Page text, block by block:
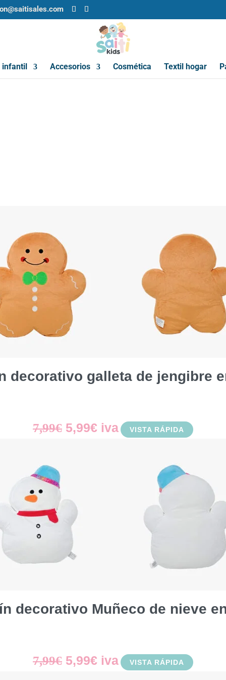
infantil Accesorios Cosmética Textil hogar
decorativo galleta de jengibre
7,99€ El
7,99€.
5,99€Eliva VISTA RÁPIDA
decorativo Muñeco de nieve
7,99€ El
5,99€Eliva VISTA RÁPIDA